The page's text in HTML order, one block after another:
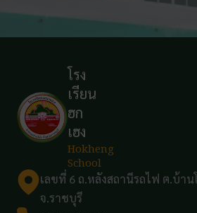
โรง
เรียน
ฮก
เฮง
Hokheng
School
เลขที่ 6 ถ.หลังสถานีรถไฟ ต.บ้าน
จ.ราชบุรี